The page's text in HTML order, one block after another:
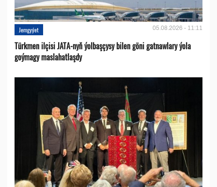
Jemgyýet 05.08.2026 - 11:11
Türkmen ilçisi JATA-nyň ýolbaşçysy bilen göni gatnawlary ýola
goýmagy maslahatlaşdy